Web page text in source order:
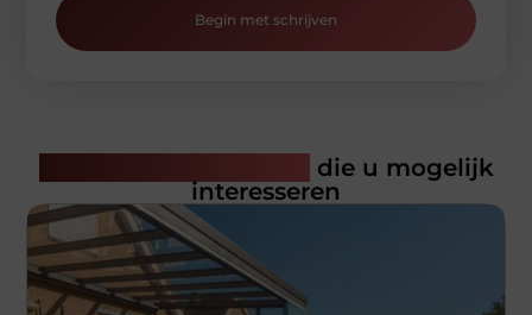
Begin met schrijven
die u mogelijk
interesseren